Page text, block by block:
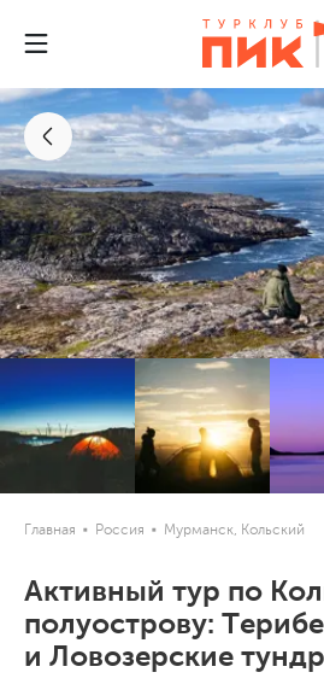
Главная Россия Мурманск, Кольский
Активный тур по
полуострову:
и Ловозерские